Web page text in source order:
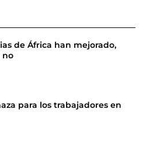
de África han mejorado,
no
para los trabajadores en